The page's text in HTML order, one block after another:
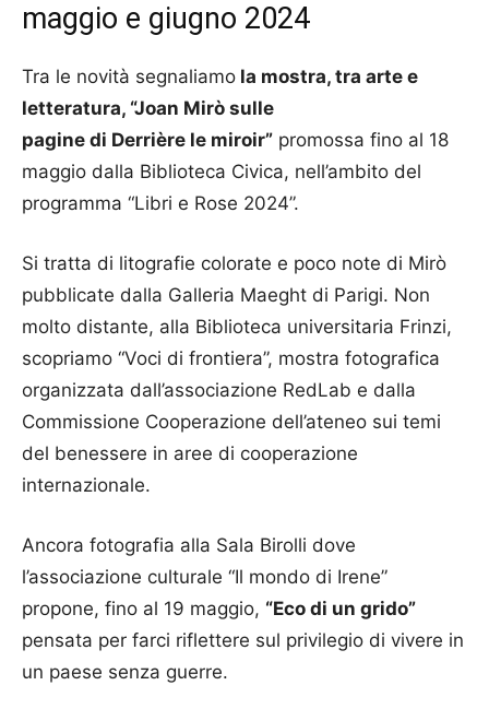
maggio e giugno 2024
Tra le novità segnaliamo la mostra, tra arte e
letteratura, “Joan Mirò sulle
pagine di Derrière le miroir” promossa fino al 18
maggio dalla Biblioteca Civica, nell’ambito del
programma “Libri e Rose 2024”.
Si tratta di litografie colorate e poco note di Mirò
pubblicate dalla Galleria Maeght di Parigi. Non
molto distante, alla Biblioteca universitaria Frinzi,
scopriamo “Voci di frontiera”, mostra fotografica
organizzata dall’associazione RedLab e dalla
Commissione Cooperazione dell’ateneo sui temi
del benessere in aree di cooperazione
internazionale.
Ancora fotografia alla Sala Birolli dove
l’associazione culturale “Il mondo di Irene”
propone, fino al 19 maggio, “Eco di un grido”
pensata per farci riflettere sul privilegio di vivere in
un paese senza guerre.